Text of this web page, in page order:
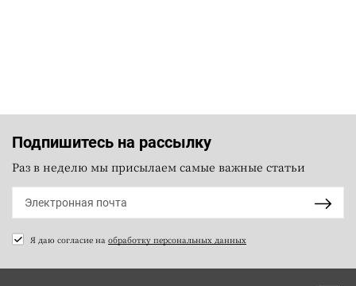
Подпишитесь на рассылку
Раз в неделю мы присылаем самые важные статьи
Я даю согласие на обработку персональных данных